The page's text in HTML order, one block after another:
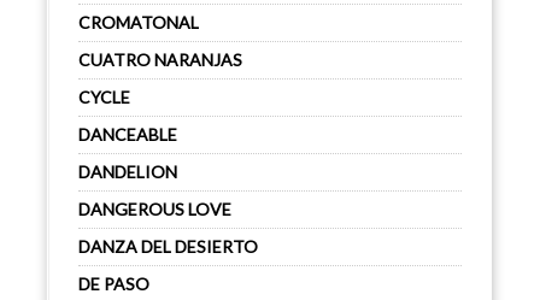
CROMATONAL
CUATRO NARANJAS
CYCLE
DANCEABLE
DANDELION
DANGEROUS LOVE
DANZA DEL DESIERTO
DE PASO